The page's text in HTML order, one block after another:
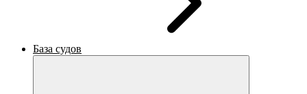
База судов